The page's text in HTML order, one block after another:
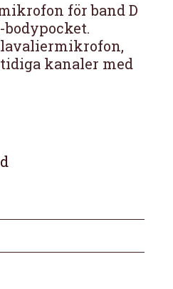
för band D
bodypocket.
lavaliermikrofon,
kanaler med